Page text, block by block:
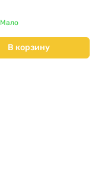
Мало
В корзину